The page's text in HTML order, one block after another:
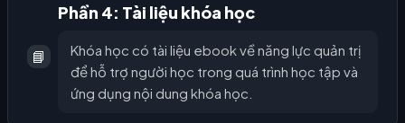
📘
Phần 4: Tài liệu khóa học
Khóa học có tài liệu ebook về năng lực quản trị
để hỗ trợ người học trong quá trình học tập và
ứng dụng nội dung khóa học.